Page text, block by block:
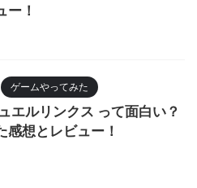
ー！
ゲームやってみた
エルリンクス って面白い？
感想とレビュー！